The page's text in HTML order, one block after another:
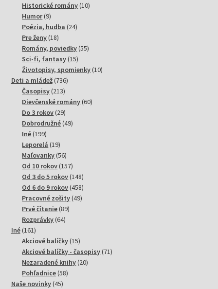
Historické romány 1010
Humor 99
produktov
Poézia, hudba 2424
Pre ženy 1818
produktov
Romány, poviedky 5555
Sci-fi, fantasy 1515
produktov
Životopisy, spomienky 1010
Deti a mládež 736736
Časopisy 213213
produktov
Dievčenské romány 6060
Do 3 rokov 2929
produktov
Dobrodružné 4949
Iné 199199
produktov
Leporelá 1919
produktov
Maľovanky 5656
produktov
Od 10 rokov 157157
produktov
Od 3 do 5 rokov 148148
produktov
Od 6 do 9 rokov 458458
produktov
Pracovné zošity 4949
Prvé čítanie 8989
Rozprávky 6464
Iné 161161
produktov
Akciové balíčky 1515
produktov
Akciové balíčky - časopisy 7171
Nezaradené knihy 2020
Pohľadnice 5858
Naše novinky 4545